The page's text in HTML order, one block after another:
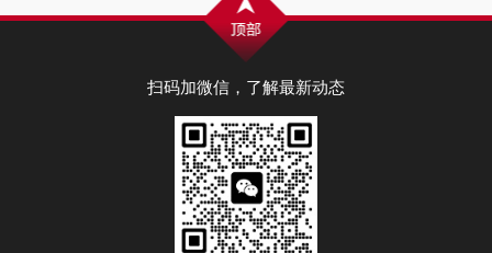
扫码加微信，了解最新动态